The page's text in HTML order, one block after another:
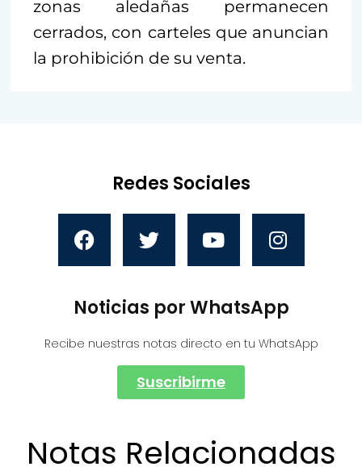
zonas aledañas permanecen
cerrados, con carteles que anuncian
la prohibición de su venta.
Redes Sociales
Noticias por WhatsApp
Recibe nuestras notas directo en tu WhatsApp
Suscribirme
Notas Relacionadas